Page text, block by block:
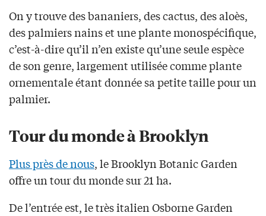
On y trouve des bananiers, des cactus, des aloès,
des palmiers nains et une plante monospécifique,
c’est-à-dire qu’il n’en existe qu’une seule espèce
de son genre, largement utilisée comme plante
ornementale étant donnée sa petite taille pour un
palmier.
Tour du monde à Brooklyn
Plus près de nous, le Brooklyn Botanic Garden
offre un tour du monde sur 21 ha.
De l’entrée est, le très italien Osborne Garden